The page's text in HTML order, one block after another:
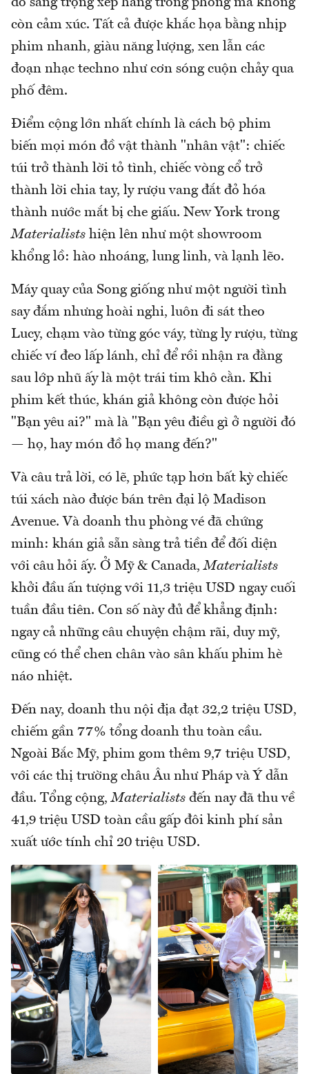
còn cảm xúc. Tất cả được khắc họa bằng nhịp
phim nhanh, giàu năng lượng, xen lẫn các
đoạn nhạc techno như cơn sóng cuộn chảy qua
phố đêm.
Điểm cộng lớn nhất chính là cách bộ phim
biến mọi món đồ vật thành "nhân vật": chiếc
túi trở thành lời tỏ tình, chiếc vòng cổ trở
thành lời chia tay, ly rượu vang đắt đỏ hóa
thành nước mắt bị che giấu. New York trong
Materialists hiện lên như một showroom
khổng lồ: hào nhoáng, lung linh, và lạnh lẽo.
Máy quay của Song giống như một người tình
say đắm nhưng hoài nghi, luôn đi sát theo
Lucy, chạm vào từng góc váy, từng ly rượu, từng
chiếc ví đeo lấp lánh, chỉ để rồi nhận ra đằng
sau lớp nhũ ấy là một trái tim khô cằn. Khi
phim kết thúc, khán giả không còn được hỏi
"Bạn yêu ai?" mà là "Bạn yêu điều gì ở người đó
— họ, hay món đồ họ mang đến?"
Và câu trả lời, có lẽ, phức tạp hơn bất kỳ chiếc
túi xách nào được bán trên đại lộ Madison
Avenue. Và doanh thu phòng vé đã chứng
minh: khán giả sẵn sàng trả tiền để đối diện
với câu hỏi ấy. Ở Mỹ & Canada,Materialists
khởi đầu ấn tượng với 11,3 triệu USD ngay cuối
tuần đầu tiên. Con số này đủ để khẳng định:
ngay cả những câu chuyện chậm rãi, duy mỹ,
cũng có thể chen chân vào sân khấu phim hè
náo nhiệt.
Đến nay, doanh thu nội địa đạt 32,2 triệu USD,
chiếm gần 77% tổng doanh thu toàn cầu.
Ngoài Bắc Mỹ, phim gom thêm 9,7 triệu USD,
với các thị trường châu Âu như Pháp và Ý dẫn
đầu. Tổng cộng,Materialists đến nay đã thu về
41,9 triệu USD toàn cầu gấp đôi kinh phí sản
xuất ước tính chỉ 20 triệu USD.